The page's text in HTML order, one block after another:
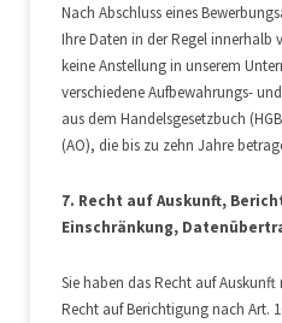
Nach Abschluss eines
Ihre Daten in der Regel innerhalb
keine Anstellung in unserem
verschiedene Aufbewahrungs-
aus dem Handelsgesetzbuch
(AO), die bis zu zehn Jahre
7. Recht auf Auskunft,
Einschränkung,
Sie haben das Recht auf Auskunft
Recht auf Berichtigung nach Art.